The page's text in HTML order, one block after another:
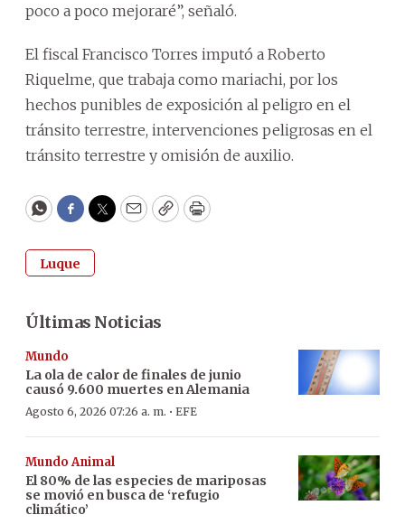
poco a poco mejoraré”, señaló.
El fiscal Francisco Torres imputó a Roberto
Riquelme, que trabaja como mariachi, por los
hechos punibles de exposición al peligro en el
tránsito terrestre, intervenciones peligrosas en el
tránsito terrestre y omisión de auxilio.
WhatsApp
Facebook
Twitter
EmailCopyPrint
Luque
Últimas Noticias
Mundo
La ola de calor de finales de junio
causó 9.600 muertes en Alemania
Agosto 6, 2026 07:26 a. m. · EFE
Mundo Animal
El 80% de las especies de mariposas
se movió en busca de ‘refugio
climático’